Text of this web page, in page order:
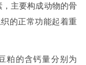
主要构成动物的骨
的正常功能起着重
粕的含钙量分别为